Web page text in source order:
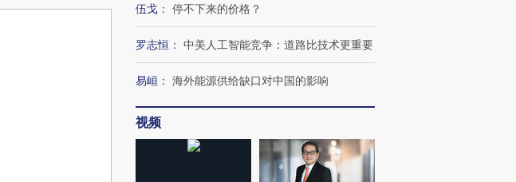
伍戈 ： 停不下来的价格？
罗志恒 ： 中美人工智能竞争：道路比技术更重要
易峘 ： 海外能源供给缺口对中国的影响
视频